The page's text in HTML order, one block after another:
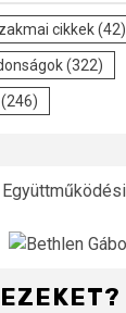
cikkek(42)
(322)
(246)